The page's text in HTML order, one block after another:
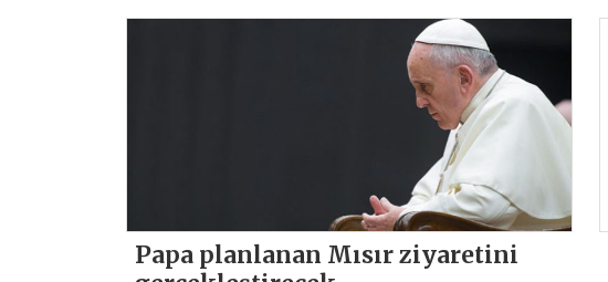
Papa planlanan Mısır ziyaretini